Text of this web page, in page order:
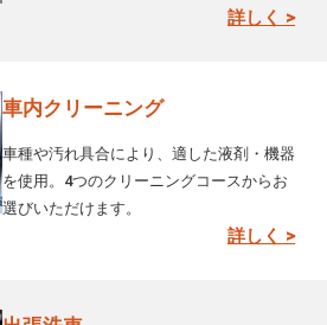
詳しく >
車内クリーニング
車種や汚れ具合により、適した液剤・機器
を使用。4つのクリーニングコースからお
選びいただけます。
詳しく >